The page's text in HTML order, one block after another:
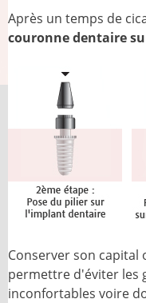
Après un temps de
couronne dentaire
Conserver son
permettre d'éviter les
inconfortables voire